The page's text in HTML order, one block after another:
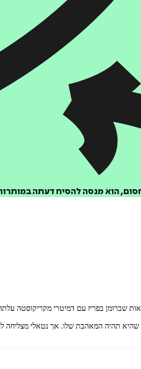
הוא מנסה להסיח דעתה
שברומן בפריז עם דמיטרי מקריקוסטה
תהיה המאהבת שלו. אך נטאלי מצליחה